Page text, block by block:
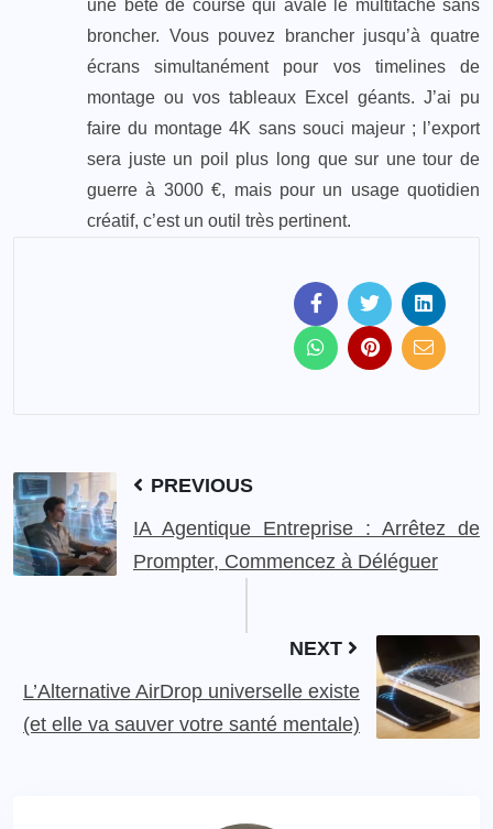
une bête de course qui avale le multitâche sans
broncher. Vous pouvez brancher jusqu’à quatre
écrans simultanément pour vos timelines de
montage ou vos tableaux Excel géants. J’ai pu
faire du montage 4K sans souci majeur ; l’export
sera juste un poil plus long que sur une tour de
guerre à 3000 €, mais pour un usage quotidien
créatif, c’est un outil très pertinent.
PREVIOUS
IA Agentique Entreprise : Arrêtez de
Prompter, Commencez à Déléguer
NEXT
L’Alternative AirDrop universelle existe
(et elle va sauver votre santé mentale)